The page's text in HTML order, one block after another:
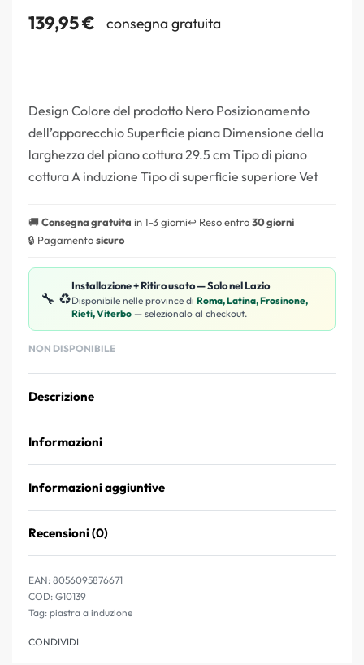
139,95€ consegna gratuita
Design Colore del prodotto Nero Posizionamento
dell’apparecchio Superficie piana Dimensione della
larghezza del piano cottura 29.5 cm Tipo di piano
cottura A induzione Tipo di superficie superiore Vet
🚚Consegna gratuita in 1-3 giorni↩️ Reso entro30 giorni
🔒 Pagamentosicuro
🔧 ♻️
Installazione + Ritiro usato — Solo nel Lazio
Disponibile nelle province di Roma, Latina, Frosinone,
Rieti, Viterbo — selezionalo al checkout.
NON DISPONIBILE
Descrizione
Informazioni
Informazioni aggiuntive
Recensioni (0)
EAN: 8056095876671
G10139
Tag: piastra a induzione
CONDIVIDI